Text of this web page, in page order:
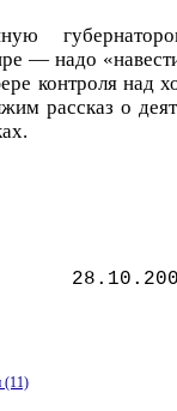
— надо
контроля над
рассказ о
(11)